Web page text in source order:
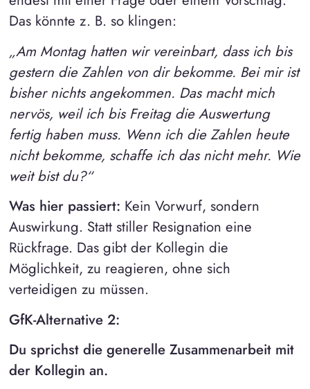
Das könnte z. B. so klingen:
„Am Montag hatten wir vereinbart, dass ich bis
gestern die Zahlen von dir bekomme. Bei mir ist
bisher nichts angekommen. Das macht mich
nervös, weil ich bis Freitag die Auswertung
fertig haben muss. Wenn ich die Zahlen heute
nicht bekomme, schaffe ich das nicht mehr. Wie
weit bist du?“
Was hier passiert: Kein Vorwurf, sondern
Auswirkung. Statt stiller Resignation eine
Rückfrage. Das gibt der Kollegin die
Möglichkeit, zu reagieren, ohne sich
verteidigen zu müssen.
GfK-Alternative 2:
Du sprichst die generelle Zusammenarbeit mit
der Kollegin an.